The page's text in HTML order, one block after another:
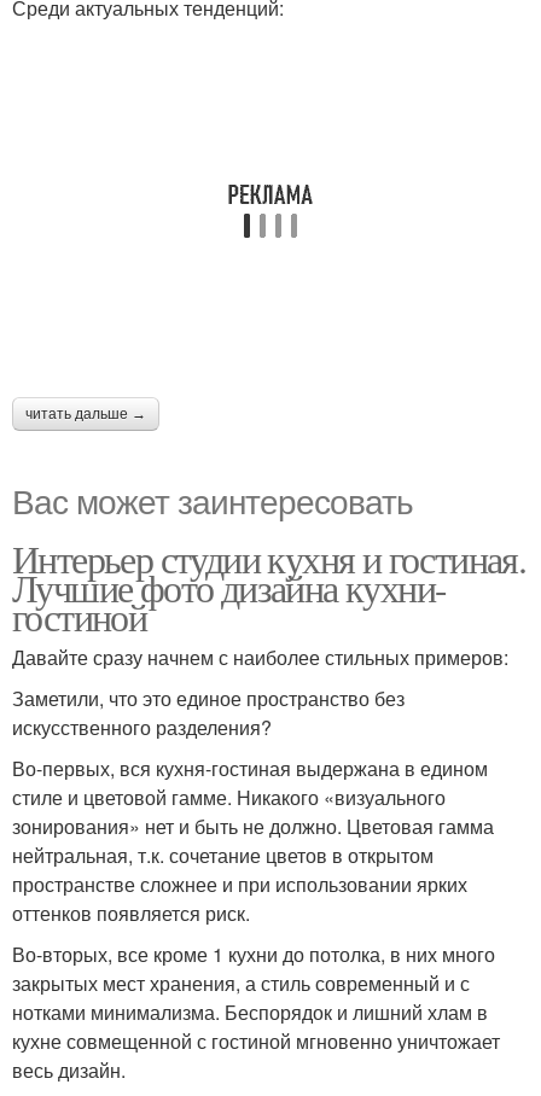
Среди актуальных тенденций:
читать дальше →
Вас может заинтересовать
Интерьер студии кухня и гостиная.
Лучшие фото дизайна кухни-
гостиной
Давайте сразу начнем с наиболее стильных примеров:
Заметили, что это единое пространство без
искусственного разделения?
Во-первых, вся кухня-гостиная выдержана в едином
стиле и цветовой гамме. Никакого «визуального
зонирования» нет и быть не должно. Цветовая гамма
нейтральная, т.к. сочетание цветов в открытом
пространстве сложнее и при использовании ярких
оттенков появляется риск.
Во-вторых, все кроме 1 кухни до потолка, в них много
закрытых мест хранения, а стиль современный и с
нотками минимализма. Беспорядок и лишний хлам в
кухне совмещенной с гостиной мгновенно уничтожает
весь дизайн.